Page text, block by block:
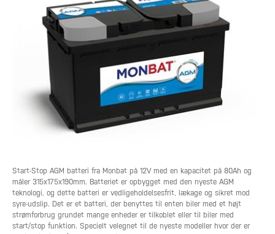
Start-Stop AGM batteri fra Monbat på 12V med en kapacitet på 80Ah og
måler 315x175x190mm. Batteriet er opbygget med den nyeste AGM
teknologi, og dette batteri er vedligeholdelsesfrit, lækage og sikret mod
syre-udslip. Det er et batteri, der benyttes til enten biler med et højt
strømforbrug grundet mange enheder er tilkoblet eller til biler med
start/stop funktion. Specielt velegnet til de nyeste modeller hvor der er